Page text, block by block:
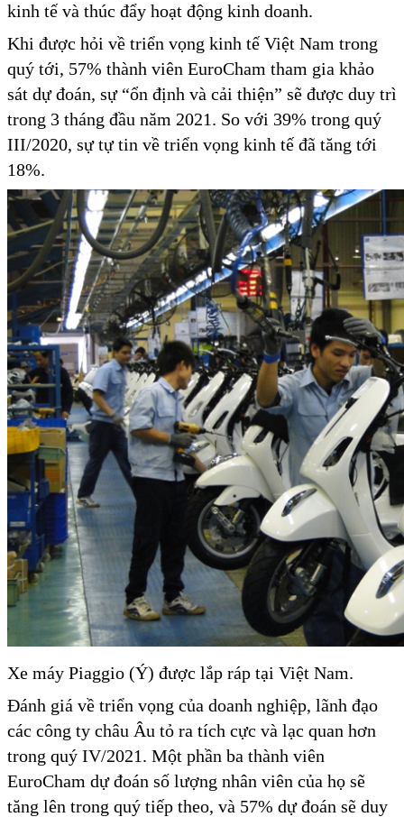
kinh tế và thúc đẩy hoạt động kinh doanh.
Khi được hỏi về triển vọng kinh tế Việt Nam trong
quý tới, 57% thành viên EuroCham tham gia khảo
sát dự đoán, sự “ổn định và cải thiện” sẽ được duy trì
trong 3 tháng đầu năm 2021. So với 39% trong quý
III/2020, sự tự tin về triển vọng kinh tế đã tăng tới
18%.
Xe máy Piaggio (Ý) được lắp ráp tại Việt Nam.
Đánh giá về triển vọng của doanh nghiệp, lãnh đạo
các công ty châu Âu tỏ ra tích cực và lạc quan hơn
trong quý IV/2021. Một phần ba thành viên
EuroCham dự đoán số lượng nhân viên của họ sẽ
tăng lên trong quý tiếp theo, và 57% dự đoán sẽ duy